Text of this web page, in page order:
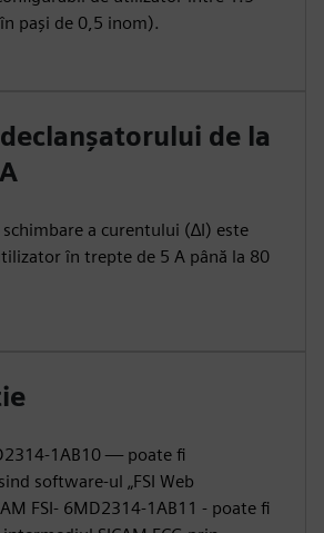
pași de 0,5 inom).
de la
schimbare a curentului (∆I) este
în trepte de 5 A până la 80
1AB10 — poate fi
software-ul „FSI Web
FSI- 6MD2314-1AB11 - poate fi